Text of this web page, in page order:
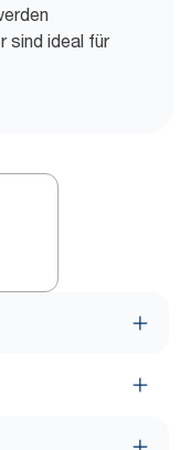
sind ideal für